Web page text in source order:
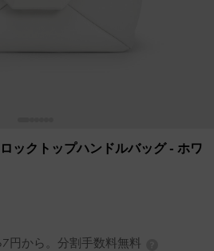
ックトップハンドルバッグ- ホワ
円から。分割手数料無料